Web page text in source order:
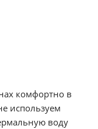
комфортно в
используем
воду